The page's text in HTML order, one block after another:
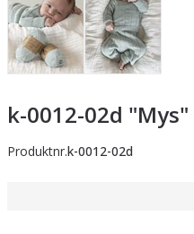
k-0012-02d
Produktnr.k-0012-02d